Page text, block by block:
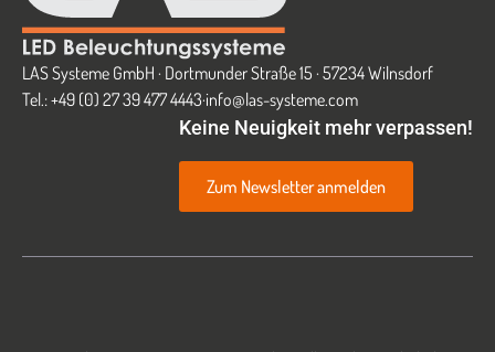
LAS Systeme GmbH · Dortmunder Straße 15 · 57234 Wilnsdorf
Tel.: +49 (0) 27 39 477 4443·info@las-systeme.com
Keine Neuigkeit mehr verpassen!
Zum Newsletter anmelden